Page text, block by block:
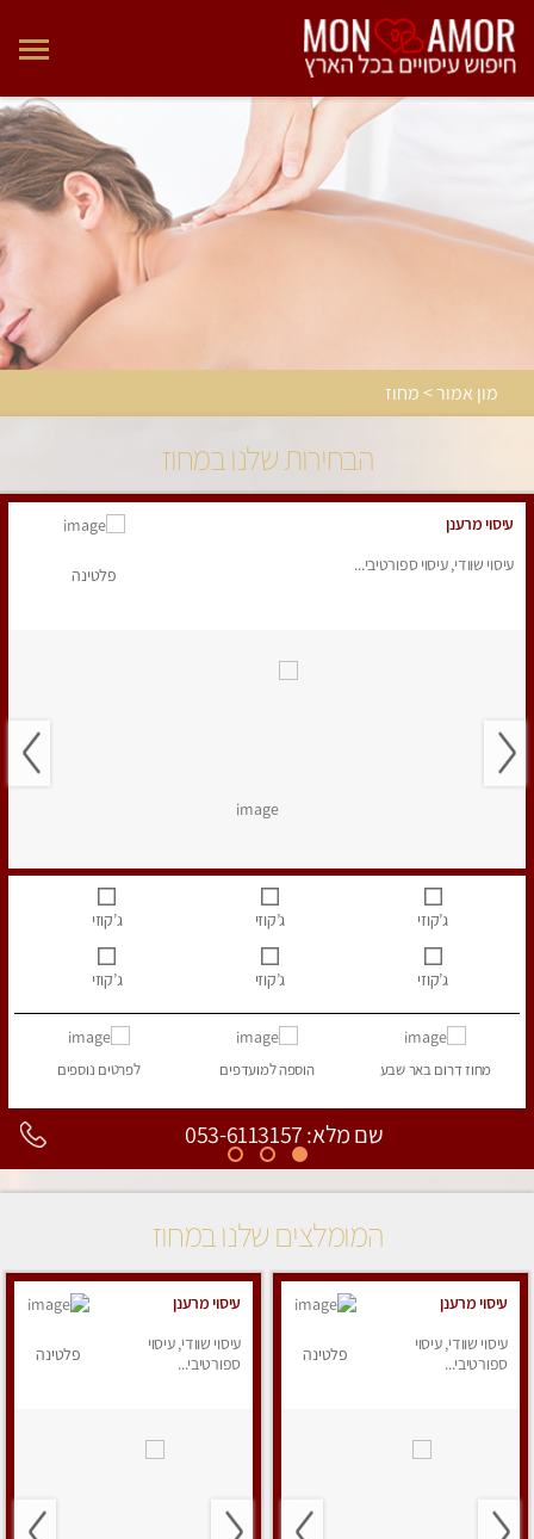
מון אמור > מחוז
הבחירות שלנו במחוז
עיסוי מרענן
עיסוי שוודי, עיסוי ספורטיבי...
פלטינה
ג’קוזי ג’קוזי ג’קוזי
ג’קוזי ג’קוזי ג’קוזי
מחוז דרוםבאר שבע הוספהלמועדפים לפרטים נוספים
שם מלא: 053-6113157
המומלצים שלנו במחוז
עיסוי מרענן
עיסוי שוודי, עיסוי
ספורטיבי...
פלטינה
עיסוי מרענן
עיסוי שוודי, עיסוי
ספורטיבי...
פלטינה